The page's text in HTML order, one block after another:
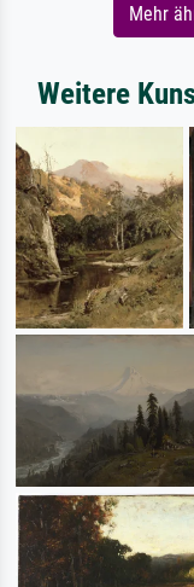
Mehr
Weitere